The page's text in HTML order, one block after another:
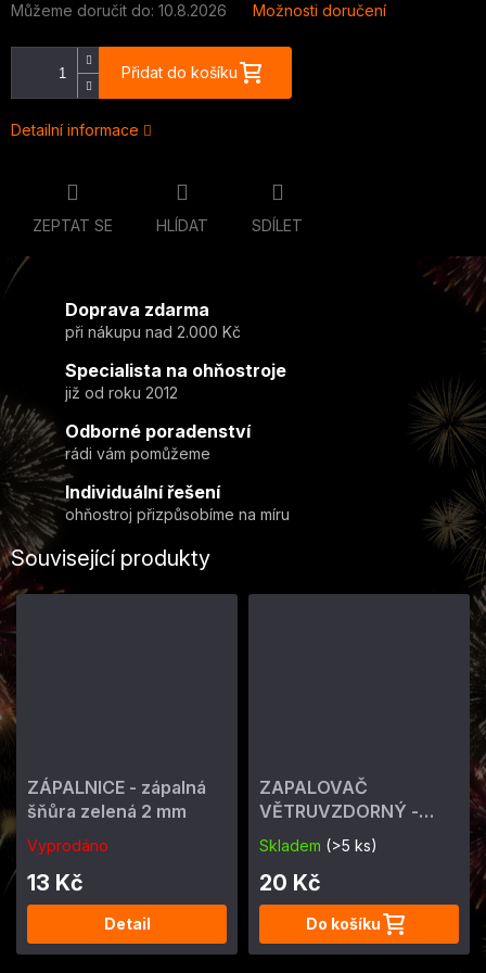
Můžeme doručit do: 10.8.2026 Možnosti doručení
Přidat do košíku
Detailní informace
ZEPTAT SE HLÍDAT SDÍLET
Doprava zdarma
při nákupu nad 2.000 Kč
Specialista na ohňostroje
již od roku 2012
Odborné poradenství
rádi vám pomůžeme
Individuální řešení
ohňostroj přizpůsobíme na míru
Související produkty
ZÁPALNICE - zápalná
šňůra zelená 2 mm
Vyprodáno
13 Kč
Detail
ZAPALOVAČ
VĚTRUVZDORNÝ -
ohňostrojný 4 min
Skladem (>5 ks)
20 Kč
Do košíku